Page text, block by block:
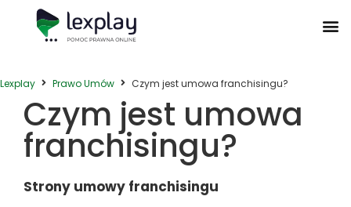
Lexplay Prawo Umów Czym jest umowa franchisingu?
Czym jest umowa
franchisingu?
Strony umowy franchisingu